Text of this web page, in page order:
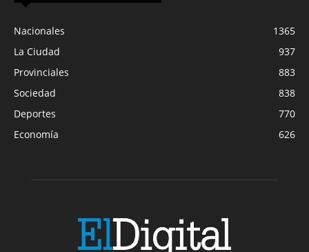
Nacionales
1365
La Ciudad
937
Provinciales
883
Sociedad
838
Deportes
770
Economía
626